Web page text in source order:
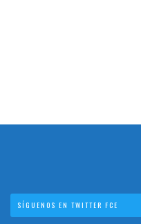
SÍGUENOS EN TWITTER FCE